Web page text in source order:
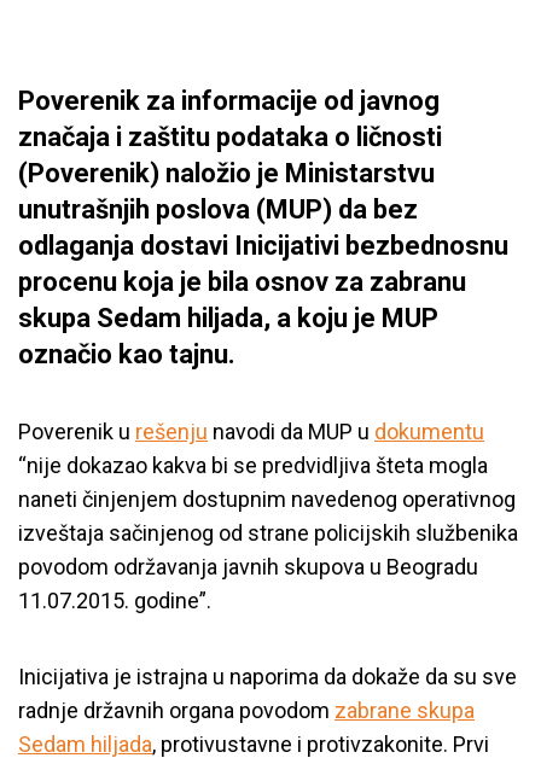
Poverenik za informacije od javnog
značaja i zaštitu podataka o ličnosti
(Poverenik) naložio je Ministarstvu
unutrašnjih poslova (MUP) da bez
odlaganja dostavi Inicijativi bezbednosnu
procenu koja je bila osnov za zabranu
skupa Sedam hiljada, a koju je MUP
označio kao tajnu.
Poverenik u rešenju navodi da MUP u dokumentu
“nije dokazao kakva bi se predvidljiva šteta mogla
naneti činjenjem dostupnim navedenog operativnog
izveštaja sačinjenog od strane policijskih službenika
povodom održavanja javnih skupova u Beogradu
11.07.2015. godine”.
Inicijativa je istrajna u naporima da dokaže da su sve
radnje državnih organa povodom zabrane skupa
Sedam hiljada, protivustavne i protivzakonite. Prvi